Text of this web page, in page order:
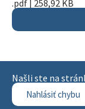
.pdf | 258,92 KB
Našli ste na
Nahlásiť chybu